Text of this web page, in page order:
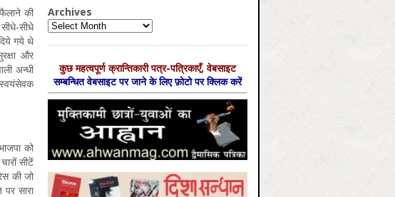
की
सीधे
गये थे
और
अन्धी
स्वयंसेवक
को
सीटें
की जो
सारा
Archives
Archives
कुछ महत्‍वपूर्ण क्रान्तिकारी पत्र-पत्रिकाएँ, वेबसाइट
सम्‍बन्धित वेबसाइट पर जाने के लिए फ़ोटो पर क्लिक करें